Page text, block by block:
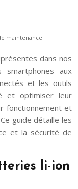
maintenance
dans nos
smartphones aux
et les outils
et optimiser leur
fonctionnement et
guide détaille les
et la sécurité de
li-ion